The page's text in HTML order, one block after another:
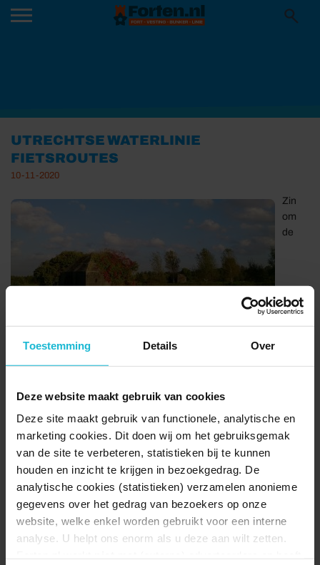
Toestemming Details Over
Deze website maakt gebruik van cookies
Deze site maakt gebruik van functionele, analytische en
marketing cookies. Dit doen wij om het gebruiksgemak
van de site te verbeteren, statistieken bij te kunnen
houden en inzicht te krijgen in bezoekgedrag. De
analytische cookies (statistieken) verzamelen anonieme
gegevens over het gedrag van bezoekers op onze
website, welke enkel worden gebruikt voor een interne
analyse. U helpt ons enorm als u deze aan wilt zetten.
UTRECHTSE WATERLINIE
FIETSROUTES
10-11-2020
Zin
om
de
indrukwekkende forten en trap door het karakteristieke groene
Rond Utrecht is deNieuwe Hollandse Waterlinienog volop
zichtbaar en met de fiets ontdek je op korte afstand van elkaar een
veelheid aan waterliniehoogtepunten.
Er zijn drie routes die je kunt fietsen om het grootste en duurste
infrastructurele project ooit in de Nederland te ontdekken:
Route Utrecht Waterlinie Noord